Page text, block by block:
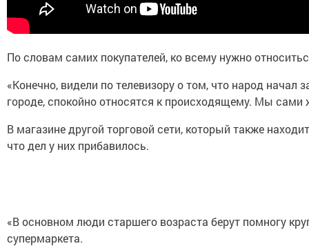
По словам самих покупателей, ко всему нужно
«Конечно, видели по телевизору о том, что народ
городе, спокойно относятся к происходящему. Мы сами
В магазине другой торговой сети, который также
что дел у них прибавилось.
«В основном люди старшего возраста берут помногу
супермаркета.